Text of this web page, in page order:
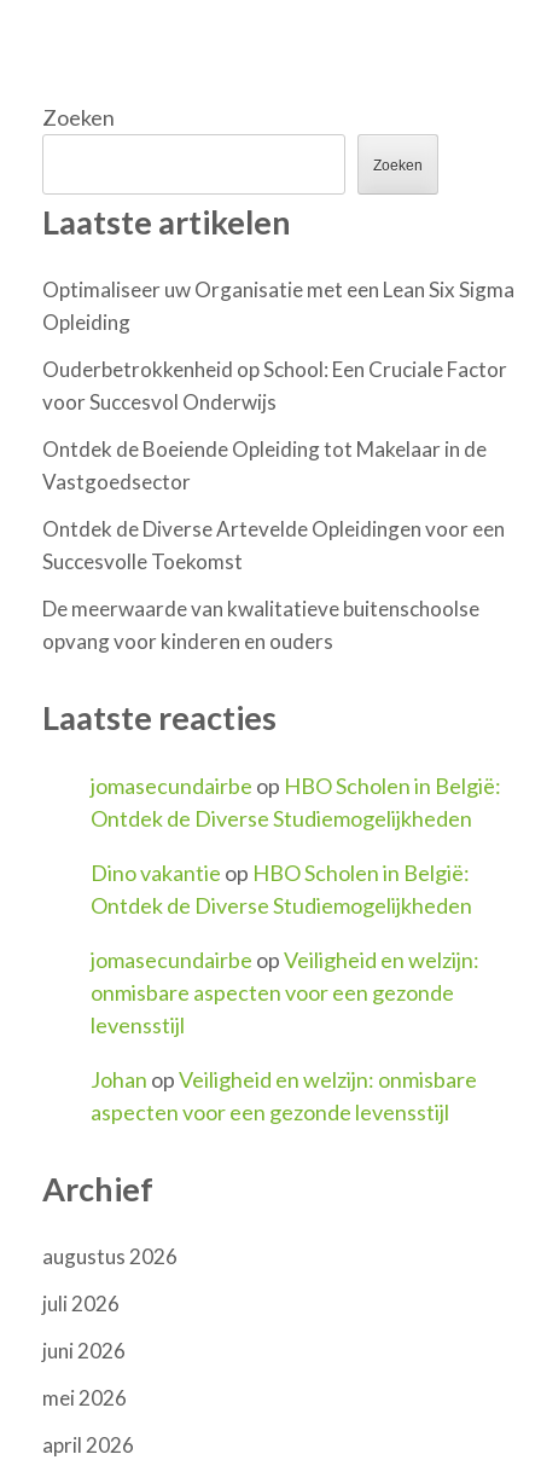
Zoeken
Zoeken
Laatste artikelen
Optimaliseer uw Organisatie met een Lean Six Sigma
Opleiding
Ouderbetrokkenheid op School: Een Cruciale Factor
voor Succesvol Onderwijs
Ontdek de Boeiende Opleiding tot Makelaar in de
Vastgoedsector
Ontdek de Diverse Artevelde Opleidingen voor een
Succesvolle Toekomst
De meerwaarde van kwalitatieve buitenschoolse
opvang voor kinderen en ouders
Laatste reacties
jomasecundairbe op HBO Scholen in België:
Ontdek de Diverse Studiemogelijkheden
Dino vakantie op HBO Scholen in België:
Ontdek de Diverse Studiemogelijkheden
jomasecundairbe opVeiligheid en welzijn:
onmisbare aspecten voor een gezonde
levensstijl
Johan opVeiligheid en welzijn: onmisbare
aspecten voor een gezonde levensstijl
Archief
augustus 2026
juli 2026
juni 2026
mei 2026
april 2026